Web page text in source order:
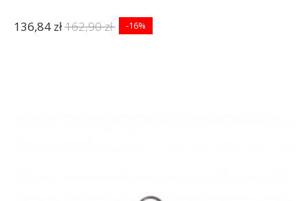
136,84 zł162,90 zł -16%